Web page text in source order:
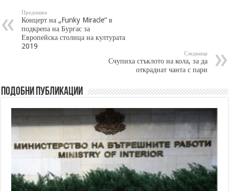
Предишна
Концерт на „Funky Miracle“ в
подкрепа на Бургас за
Европейска столица на културата
2019
Следваща
Счупиха стъклото на кола, за да
откраднат чанта с пари
Подобни публикации